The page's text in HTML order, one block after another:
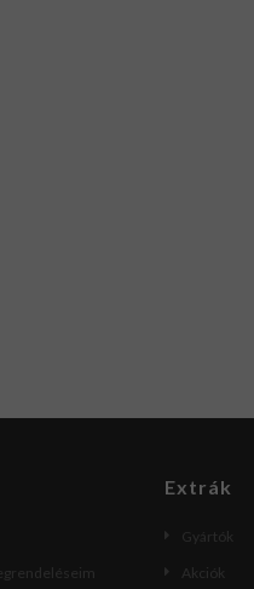
Extrák
Gyártók
Akciók